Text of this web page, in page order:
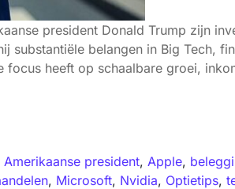
president Donald Trump zijn
belangen in Big Tech,
heeft op schaalbare groei,
Amerikaanse president, Apple,
, Microsoft, Nvidia, Optietips,